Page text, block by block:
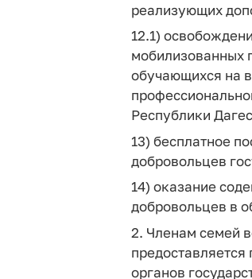
реализующих
12.1)
мобилизованных
обучающихся на
Республики
13) бесплатное
добровольцев
14) оказание
добровольцев в
2. Членам семей
органов